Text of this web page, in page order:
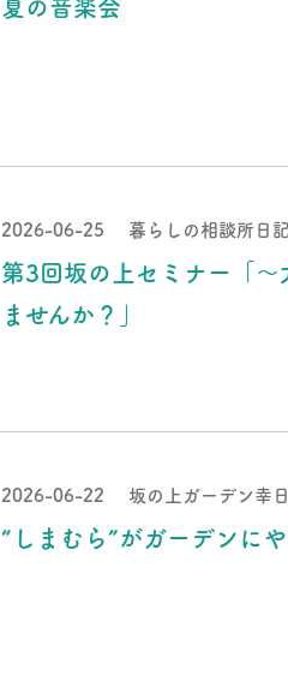
夏の音楽会
2026-06-25 暮らしの相談所日記
第3回坂の上セミナー「
ませんか？」
2026-06-22 坂の上ガーデン幸
“しまむら”がガーデンにや